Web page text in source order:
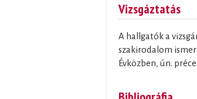
Vizsgáztatás
A hallgatók a
szakirodalom
Évközben, ún.